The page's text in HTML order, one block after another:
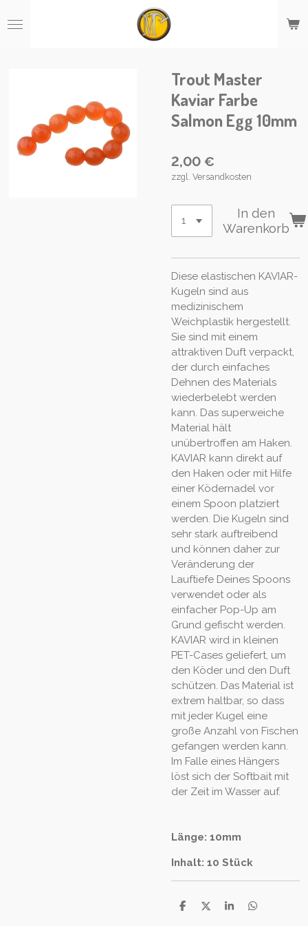
Hauptinhalt
Trout Master
Kaviar Farbe
Salmon Egg 10mm
2,00 €
zzgl. Versandkosten
In den
Warenkorb
Diese elastischen KAVIAR-
Kugeln sind aus
medizinischem
Weichplastik hergestellt.
Sie sind mit einem
attraktiven Duft verpackt,
der durch einfaches
Dehnen des Materials
wiederbelebt werden
kann. Das superweiche
Material hält
unübertroffen am Haken.
KAVIAR kann direkt auf
den Haken oder mit Hilfe
einer Ködernadel vor
einem Spoon platziert
werden. Die Kugeln sind
sehr stark auftreibend
und können daher zur
Veränderung der
Lauftiefe Deines Spoons
verwendet oder als
einfacher Pop-Up am
Grund gefischt werden.
KAVIAR wird in kleinen
PET-Cases geliefert, um
den Köder und den Duft
schützen. Das Material ist
extrem haltbar, so dass
mit jeder Kugel eine
große Anzahl von Fischen
gefangen werden kann.
Im Falle eines Hängers
löst sich der Softbait mit
der Zeit im Wasser auf.
Länge: 10mm
Inhalt: 10 Stück
T
T
T
T